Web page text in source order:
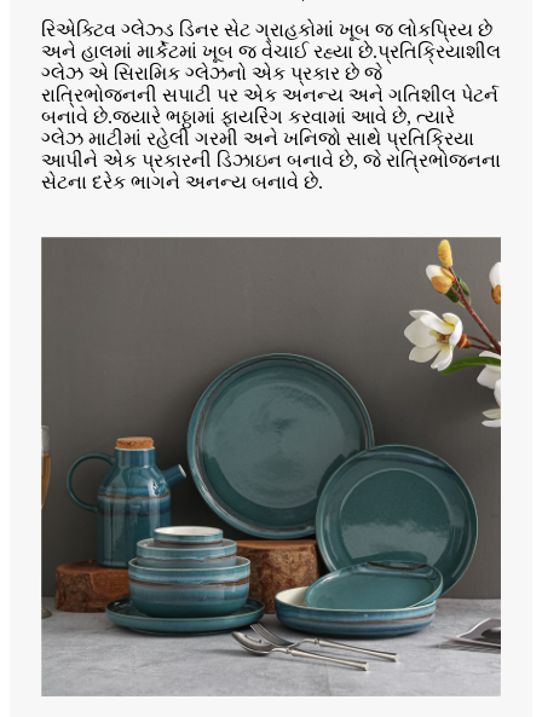
રિએક્ટિવ ગ્લેઝ્ડ ડિનર સેટ ગ્રાહકોમાં ખૂબ જ લોકપ્રિય છે
અને હાલમાં માર્કેટમાં ખૂબ જ વેચાઈ રહ્યા છે.પ્રતિક્રિયાશીલ
ગ્લેઝ એ સિરામિક ગ્લેઝનો એક પ્રકાર છે જે
રાત્રિભોજનની સપાટી પર એક અનન્ય અને ગતિશીલ પેટર્ન
બનાવે છે.જ્યારે ભઠ્ઠામાં ફાયરિંગ કરવામાં આવે છે, ત્યારે
ગ્લેઝ માટીમાં રહેલી ગરમી અને ખનિજો સાથે પ્રતિક્રિયા
આપીને એક પ્રકારની ડિઝાઇન બનાવે છે, જે રાત્રિભોજનના
સેટના દરેક ભાગને અનન્ય બનાવે છે.